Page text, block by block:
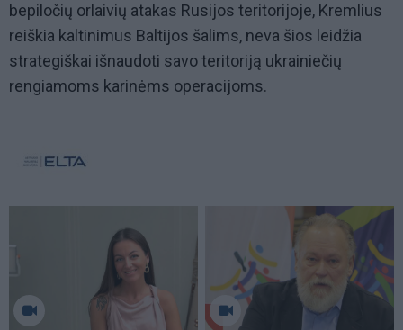
bepiločių orlaivių atakas Rusijos teritorijoje, Kremlius
reiškia kaltinimus Baltijos šalims, neva šios leidžia
strategiškai išnaudoti savo teritoriją ukrainiečių
rengiamoms karinėms operacijoms.